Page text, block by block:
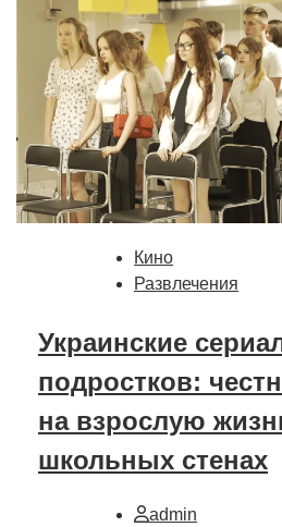
Кино
Развлечения
Украинские
подростков:
на взрослую
школьных стенах
admin